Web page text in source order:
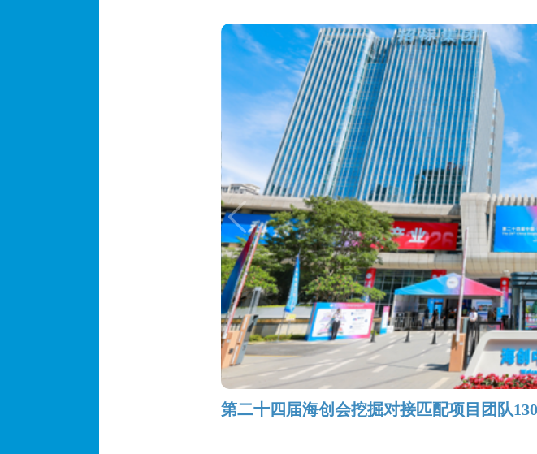
第二十四届海创会挖掘对接匹配项目团队